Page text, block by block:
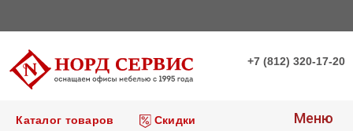
+7 (812) 320-17-20
Каталог товаров Скидки Меню